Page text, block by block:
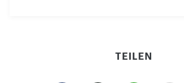
TEILEN